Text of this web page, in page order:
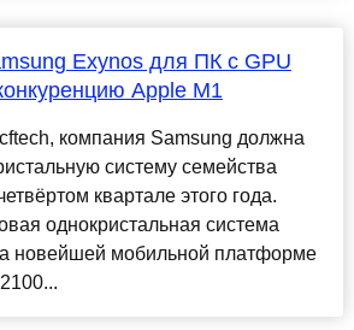
Exynos для ПК с GPU
Apple M1
компания Samsung должна
систему семейства
квартале этого года.
однокристальная система
новейшей мобильной платформе